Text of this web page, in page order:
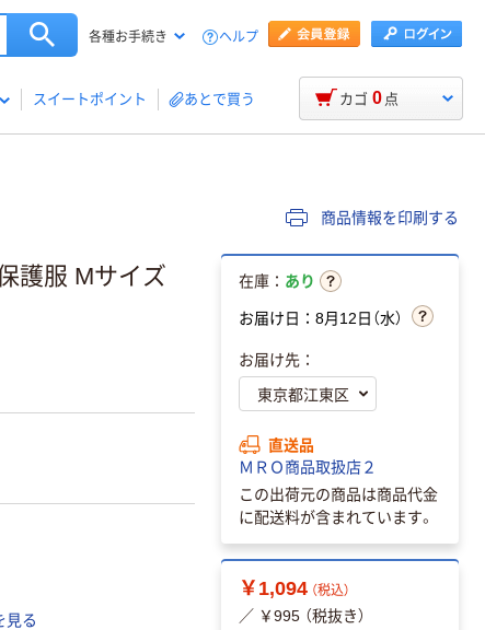
各種お手続き ヘルプ
スイートポイント あとで買う カゴ 0 点
商品情報を印刷する
護服 Mサイズ
見る
在庫： あり
お届け日：8月12日（水）
お届け先：
直送品
ＭＲＯ商品取扱店２
この出荷元の商品は商品代金
に配送料が含まれています。
￥1,094 （税込）
／ ￥995 （税抜き）